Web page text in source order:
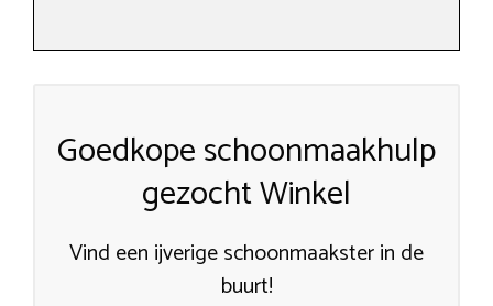
Goedkope schoonmaakhulp
gezocht Winkel
Vind een ijverige schoonmaakster in de
buurt!